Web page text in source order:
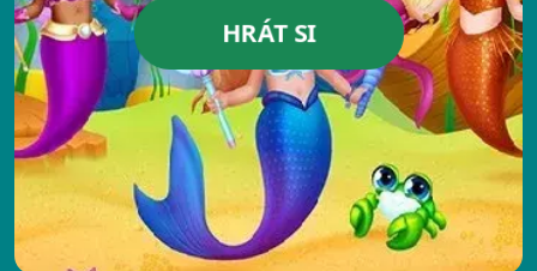
HRÁT SI